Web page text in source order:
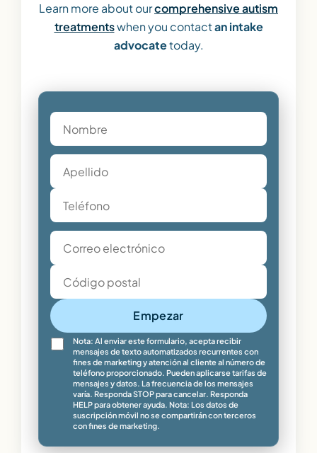
Learn more about ourcomprehensive autism
treatmentswhen you contactan intake
advocatetoday.
Empezar
Nota: Al enviar este formulario, acepta recibir
mensajes de texto automatizados recurrentes con
fines de marketing y atención al cliente al número de
teléfono proporcionado. Pueden aplicarse tarifas de
mensajes y datos. La frecuencia de los mensajes
varía. Responda STOP para cancelar. Responda
HELP para obtener ayuda. Nota: Los datos de
suscripción móvil no se compartirán con terceros
con fines de marketing.